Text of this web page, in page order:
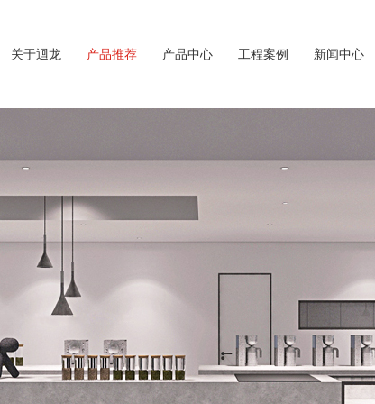
关于迴龙 产品推荐 产品中心 工程案例 新闻中心